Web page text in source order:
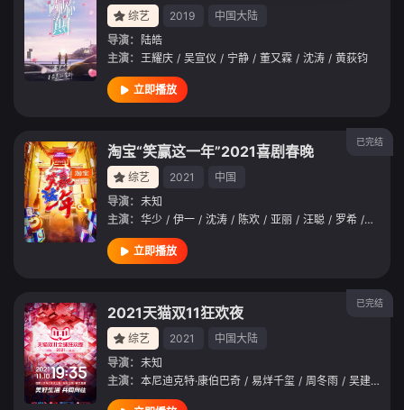
综艺 2019
中国大陆
导演：
陆皓
主演： 王耀庆 / 吴宣仪 / 宁静 / 董又霖 / 沈涛 / 黄荻钧
立即播放
已完结
淘宝“笑赢这一年”2021喜剧春晚
综艺 2021
中国
导演： 未知
主演： 华少 / 伊一 / 沈涛 / 陈欢 / 亚丽 / 汪聪 / 罗希 / 池长庚
立即播放
已完结
2021天猫双11狂欢夜
综艺 2021
中国大陆
导演： 未知
主演： 本尼迪克特·康伯巴奇 / 易烊千玺 / 周冬雨 / 吴建豪